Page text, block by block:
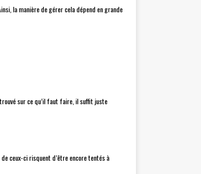
la manière de gérer cela dépend en grande
sur ce qu’il faut faire, il suffit juste
ceux-ci risquent d’être encore tentés à